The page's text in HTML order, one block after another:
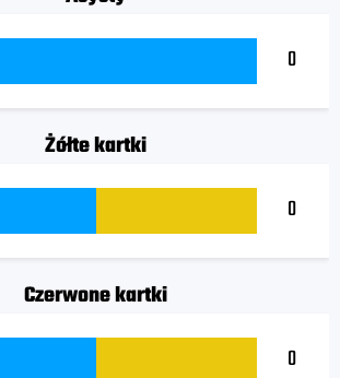
0
Żółte kartki
0
Czerwone kartki
0